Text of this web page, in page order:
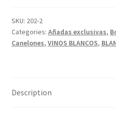
SKU: 202-2
Categories: Añadas exclusivas,
Canelones, VINOS BLANCOS,
Description